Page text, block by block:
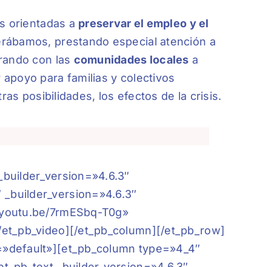
orientadas a preservar el empleo y el
prestando especial atención a
con las comunidades locales a
para familias y colectivos
posibilidades, los efectos de la crisis.
7rmESbq-T0g»
et_pb_column][/et_pb_row]
type=»4_4″